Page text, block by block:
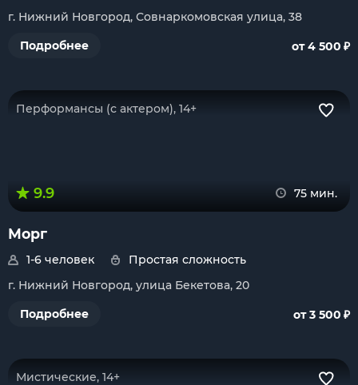
г. Нижний Новгород, Совнаркомовская улица, 38
Подробнее
от 4 500 ₽
Перформансы (с актером), 14+
9.9 75 мин.
Морг
1-6 человек
Простая сложность
г. Нижний Новгород, улица Бекетова, 20
Подробнее
от 3 500 ₽
Мистические, 14+